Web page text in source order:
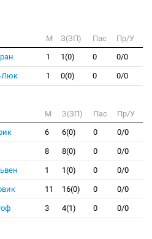
M З(ЗП) Пас
Пр/У
1 1(0) 0 0/0
Люк 1 0(0) 0 0/0
M З(ЗП) Пас
Пр/У
6 6(0) 0 0/0
8 8(0) 0 0/0
1 1(0) 0 0/0
11 16(0) 0 0/0
3 4(1) 0 0/0